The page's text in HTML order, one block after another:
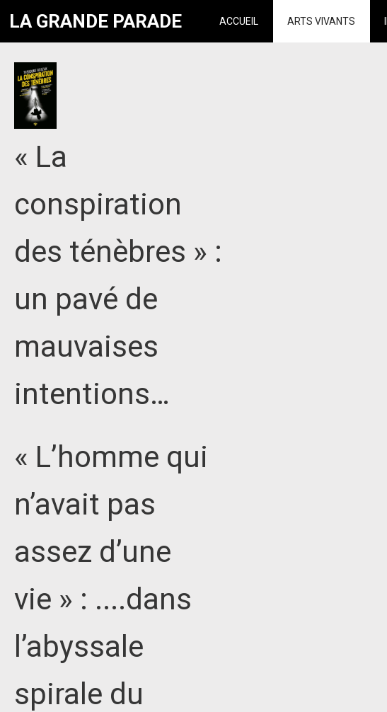
LA GRANDE PARADE ACCUEIL ARTS VIVANTS
« La
conspiration
des ténèbres » :
un pavé de
mauvaises
intentions…
« L’homme qui
n’avait pas
assez d’une
vie » : ....dans
l’abyssale
spirale du